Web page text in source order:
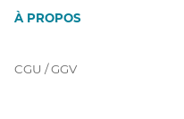
À PROPOS
CGU / GGV